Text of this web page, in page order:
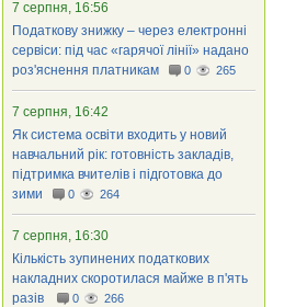
7 серпня, 16:56
Податкову знижку – через електронні
сервіси: під час «гарячої лінії» надано
роз'яснення платникам
0 265
7 серпня, 16:42
Як система освіти входить у новий
навчальний рік: готовність закладів,
підтримка вчителів і підготовка до
зими
0 264
7 серпня, 16:30
Кількість зупинених податкових
накладних скоротилася майже в п'ять
разів
0 266